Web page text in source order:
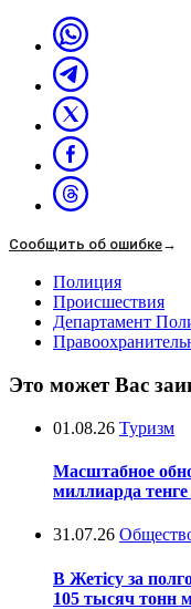
Сообщить об ошибке→
Полиция
Происшествия
Департамент
Это может Вас
01.08.26 Туризм
Масштабное
миллиарда
31.07.26
В Жетісу за
105 тысяч тонн